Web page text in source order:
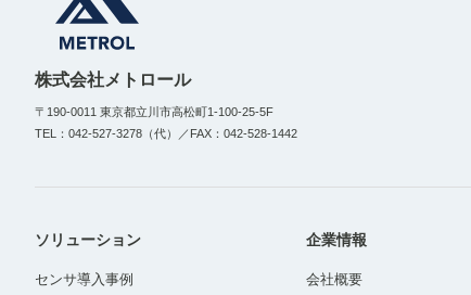
株式会社メトロール
〒190-0011 東京都立川市高松町1-100-25-5F
TEL：042-527-3278（代）／FAX：042-528-1442
ソリューション
センサ導入事例
企業情報
会社概要